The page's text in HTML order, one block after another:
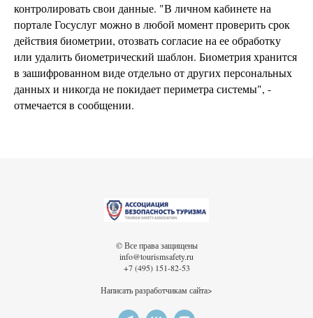
контролировать свои данные. "В личном кабинете на
портале Госуслуг можно в любой момент проверить срок
действия биометрии, отозвать согласие на ее обработку
или удалить биометрический шаблон. Биометрия хранится
в зашифрованном виде отдельно от других персональных
данных и никогда не покидает периметра системы", -
отмечается в сообщении.
© Все права защищены
info@tourismsafety.ru
+7 (495) 151-82-53
Написать разработчикам сайта>